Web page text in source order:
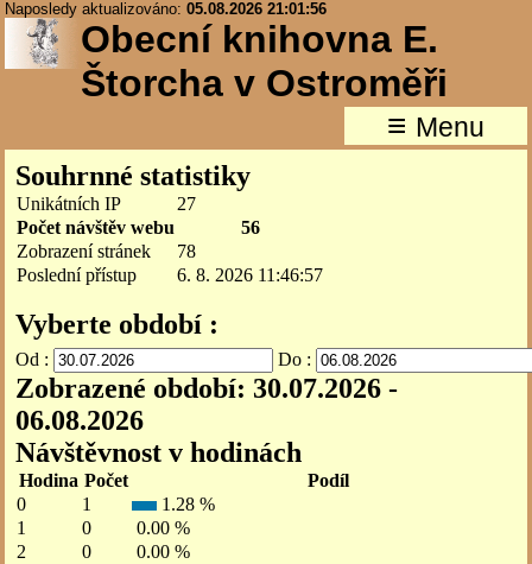
Naposledy aktualizováno:05.08.2026 21:01:56
Obecní knihovna E.
Štorcha v Ostroměři
≡ Menu
Souhrnné statistiky
Unikátních IP
27
Počet návštěv webu
56
Zobrazení stránek
78
Poslední přístup
6. 8. 2026 11:46:57
Vyberte období :
Od : Do :
Zobrazené období: 30.07.2026 -
06.08.2026
Návštěvnost v hodinách
Hodina Počet
Podíl
0
1
1.28 %
1
0
0.00 %
2
0
0.00 %